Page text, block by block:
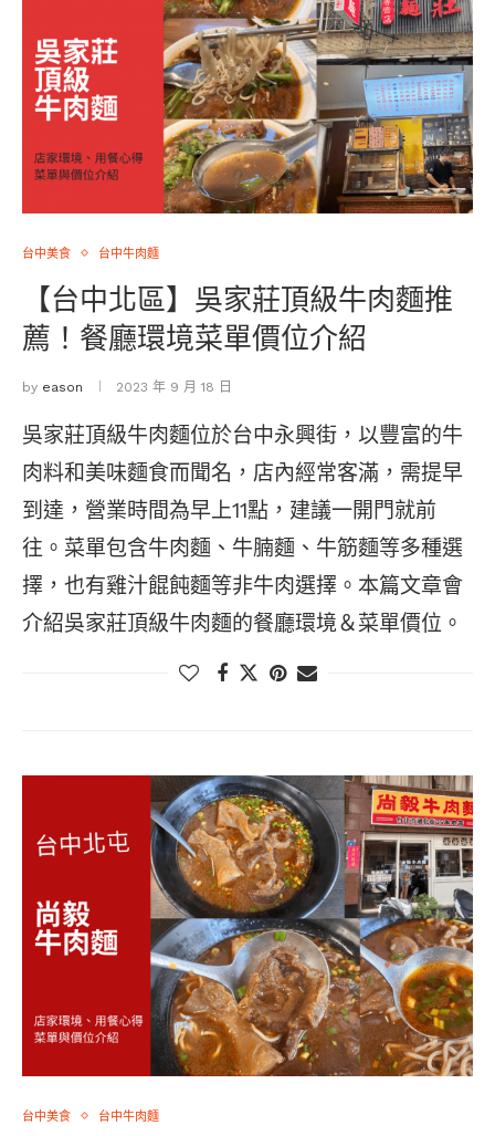
台中美食 台中牛肉麵
【台中北區】吳家莊頂級牛肉麵推
薦！餐廳環境菜單價位介紹
by eason 2023 年 9 月 18 日
吳家莊頂級牛肉麵位於台中永興街，以豐富的牛
肉料和美味麵食而聞名，店內經常客滿，需提早
到達，營業時間為早上11點，建議一開門就前
往。菜單包含牛肉麵、牛腩麵、牛筋麵等多種選
擇，也有雞汁餛飩麵等非牛肉選擇。本篇文章會
介紹吳家莊頂級牛肉麵的餐廳環境＆菜單價位。
台中美食 台中牛肉麵